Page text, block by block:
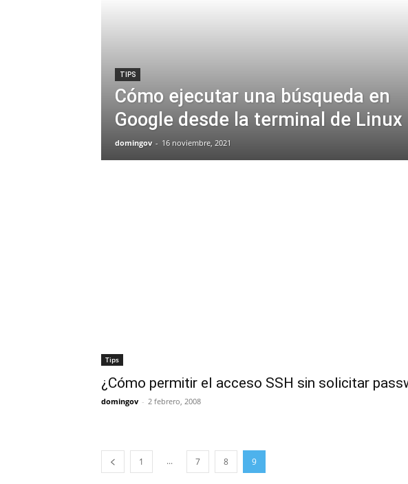
TIPS
Cómo ejecutar una búsqueda en
Google desde la terminal de Linux
domingov - 16 noviembre, 2021
Tips
¿Cómo permitir el acceso SSH sin solicitar
domingov - 2 febrero, 2008
1 ... 7 8 9